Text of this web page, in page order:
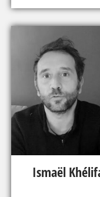
Ismaël